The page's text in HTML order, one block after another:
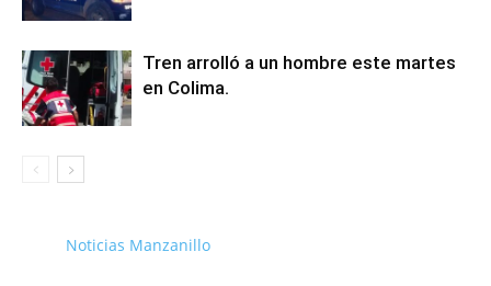
Tren arrolló a un hombre este martes
en Colima.
Noticias Manzanillo